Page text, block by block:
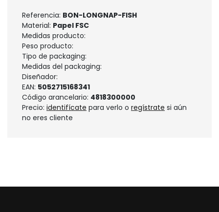
Referencia: BON-LONGNAP-FISH
Material: Papel FSC
Medidas producto:
Peso producto:
Tipo de packaging:
Medidas del packaging:
Diseñador:
EAN: 5052715168341
Código arancelario: 4818300000
Precio: identifícate para verlo o regístrate si aún
no eres cliente